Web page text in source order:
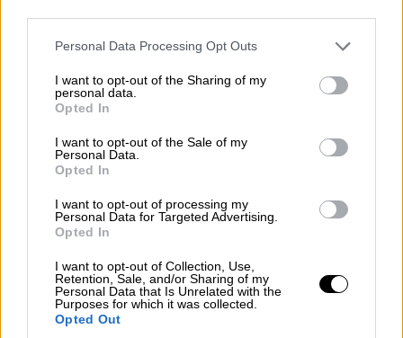
Please note that this website/app uses one or more Google
not limited to your visit or usage behaviour. You may click to
grant or deny consent to Google and its third-party tags to
use your data for below specified purposes in below Google
consent section.
Personal Data Processing Opt Outs
I want to opt-out of the Sharing of my
personal data.
Opted In
I want to opt-out of the Sale of my
Personal Data.
Opted In
I want to opt-out of processing my
Personal Data for Targeted Advertising.
Opted In
I want to opt-out of Collection, Use,
Retention, Sale, and/or Sharing of my
Personal Data that Is Unrelated with the
Purposes for which it was collected.
Opted Out
Η πλειοψηφία εκτίμησε ότι χώρα τους θα
συμμετέχει στον Γ' Παγκόσμιο Πόλεμο,
ποσοστά αυτών που είπαν ότι οι
ένοπλες
δυνάμεις τις χώρας τους θα μπορέσουν να
τους προστατέψουν.Στις ΗΠΑ
μεγαλύτερη αυτοπεποίθηση για τις
αποτρεπτικές δυνατότητες των ενόπλων
δυνάμεων, με το 71% να λέει ότι θα
μπορέσουν να τους προστατέψουν.